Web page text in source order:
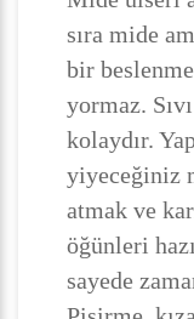
sıra mide
bir
yormaz.
kolaydır.
yiyeceğiniz
atmak ve
öğünleri
sayede